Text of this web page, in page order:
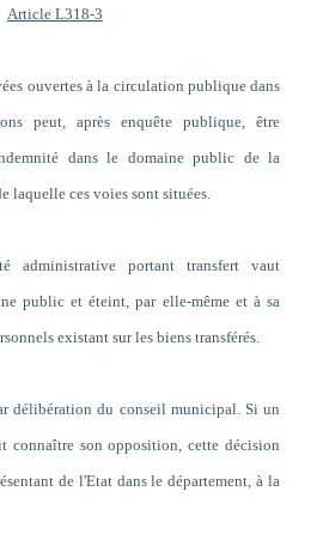
Article L318-3
ouvertes à la circulation publique dans
peut, après enquête publique, être
dans le domaine public de la
laquelle ces voies sont situées.
administrative portant transfert vaut
public et éteint, par elle-même et à sa
existant sur les biens transférés.
délibération du conseil municipal. Si un
connaître son opposition, cette décision
de l'Etat dans le département, à la